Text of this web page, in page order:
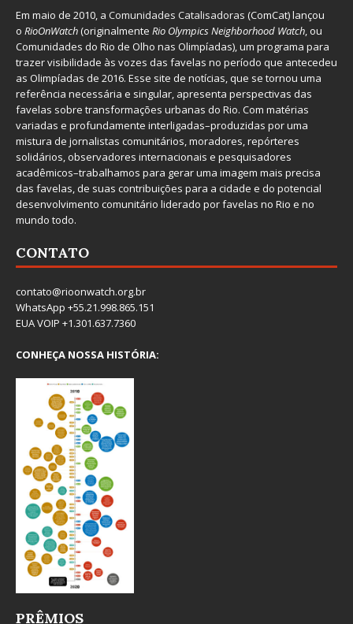
Em maio de 2010, a Comunidades Catalisadoras (ComCat) lançou
o RioOnWatch(originalmente Rio Olympics Neighborhood Watch, ou
Comunidades do Rio de Olho nas Olimpíadas), um programa para
trazer visibilidade às vozes das favelas no período que antecedeu
as Olimpíadas de 2016. Esse site de notícias, que se tornou uma
referência necessária e singular, apresenta perspectivas das
favelas sobre transformações urbanas do Rio. Com matérias
variadas e profundamente interligadas–produzidas por uma
mistura de jornalistas comunitários, moradores, repórteres
solidários, observadores internacionais e pesquisadores
acadêmicos–trabalhamos para gerar uma imagem mais precisa
das favelas, de suas contribuições para a cidade e do potencial
desenvolvimento comunitário liderado por favelas no Rio e no
mundo todo.
CONTATO
contato@rioonwatch.org.br
WhatsApp +55.21.998.865.151
EUA VOIP +1.301.637.7360
CONHEÇA NOSSA HISTÓRIA:
PRÊMIOS